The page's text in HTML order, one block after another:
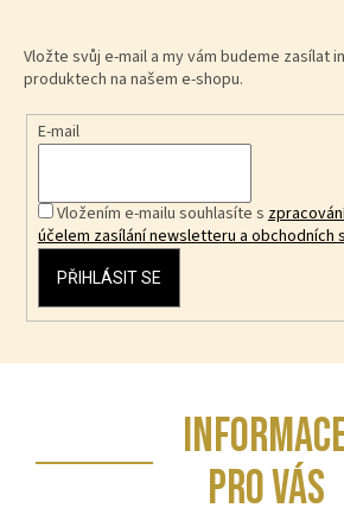
Vložte svůj e-mail a my vám budeme zasílat
produktech na našem e-shopu.
E-mail
Vložením e-mailu souhlasíte s
účelem zasílání newsletteru a obchodních
PŘIHLÁSIT SE
PRO VÁS